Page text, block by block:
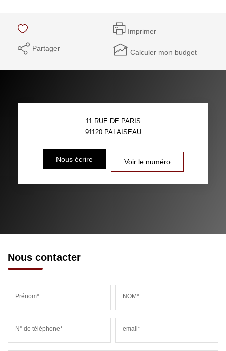
Imprimer
Partager Calculer mon budget
11 RUE DE PARIS
91120 PALAISEAU
Nous écrire Voir le numéro
Nous contacter
Prénom* NOM*
N° de téléphone* email*